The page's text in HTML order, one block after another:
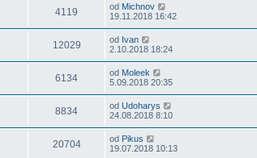
4119 od Michnov
19.11.2018 16:42
12029 od Ivan
2.10.2018 18:24
6134 od Moleek
5.09.2018 20:35
8834 od Udoharys
24.08.2018 8:10
20704 od Pikus
19.07.2018 10:13